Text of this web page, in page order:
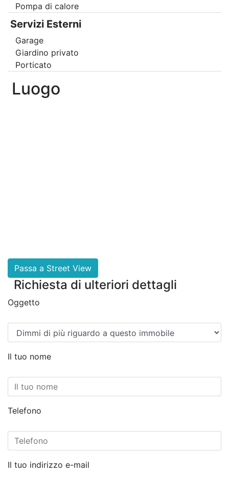
Pompa di calore
Servizi Esterni
Garage
Giardino privato
Porticato
Luogo
Richiesta di ulteriori dettagli
Oggetto
Il tuo nome
Telefono
Il tuo indirizzo e-mail